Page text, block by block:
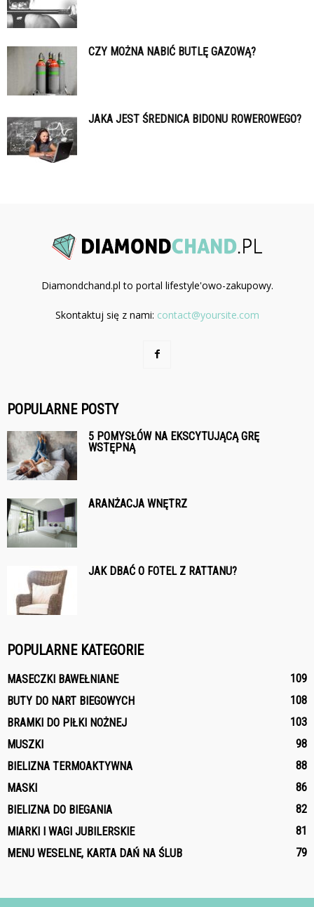
CZY MOŻNA NABIĆ BUTLĘ GAZOWĄ?
JAKA JEST ŚREDNICA BIDONU ROWEROWEGO?
Diamondchand.pl to portal lifestyle'owo-zakupowy.
Skontaktuj się z nami: contact@yoursite.com
POPULARNE POSTY
5 POMYSŁÓW NA EKSCYTUJĄCĄ GRĘ
WSTĘPNĄ
ARANŻACJA WNĘTRZ
JAK DBAĆ O FOTEL Z RATTANU?
POPULARNE KATEGORIE
MASECZKI BAWEŁNIANE
109
BUTY DO NART BIEGOWYCH
108
BRAMKI DO PIŁKI NOŻNEJ
103
MUSZKI
98
BIELIZNA TERMOAKTYWNA
88
MASKI
86
BIELIZNA DO BIEGANIA
82
MIARKI I WAGI JUBILERSKIE
81
MENU WESELNE, KARTA DAŃ NA ŚLUB
79